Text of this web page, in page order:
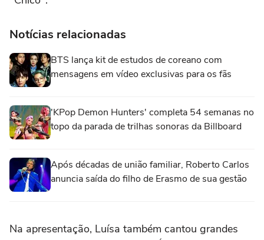
Notícias relacionadas
BTS lança kit de estudos de coreano com
mensagens em vídeo exclusivas para os fãs
'KPop Demon Hunters' completa 54 semanas no
topo da parada de trilhas sonoras da Billboard
Após décadas de união familiar, Roberto Carlos
anuncia saída do filho de Erasmo de sua gestão
Na apresentação, Luísa também cantou grandes